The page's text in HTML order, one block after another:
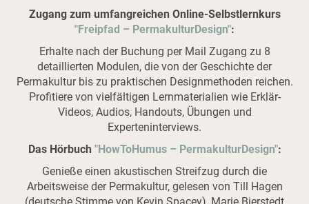
Zugang zum umfangreichen Online-Selbstlernkurs
"Freipfad – PermakulturDesign":
Erhalte nach der Buchung per Mail Zugang zu 8
detaillierten Modulen, die von der Geschichte der
Permakultur bis zu praktischen Designmethoden reichen.
Profitiere von vielfältigen Lernmaterialien wie Erklär-
Videos, Audios, Handouts, Übungen und
Experteninterviews.
Das Hörbuch "HowToHumus – PermakulturDesign":
Genieße einen akustischen Streifzug durch die
Arbeitsweise der Permakultur, gelesen von Till Hagen